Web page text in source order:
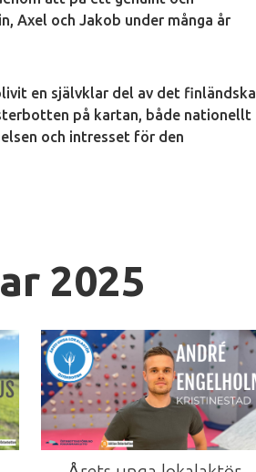
Axel och Jakob under många år
en självklar del av det finländska
på kartan, både nationellt
och intresset för den
2025